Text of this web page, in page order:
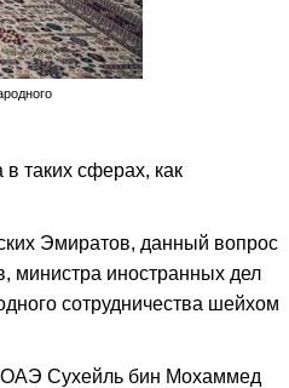
таких сферах, как
Эмиратов, данный вопрос
министра иностранных дел
сотрудничества шейхом
ОАЭ Сухейль бин Мохаммед